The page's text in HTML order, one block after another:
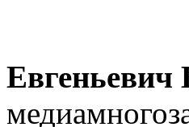
Евгеньевич